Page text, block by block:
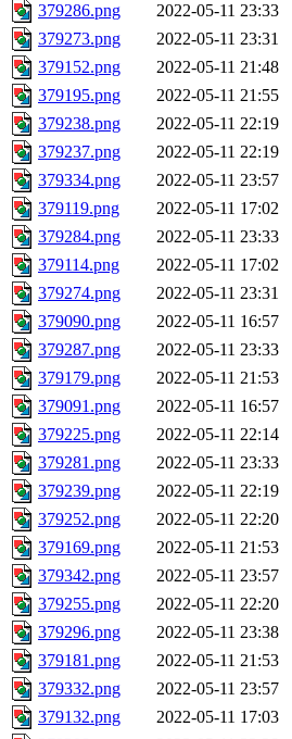
379286.png
2022-05-11 23:33
379273.png
2022-05-11 23:31
379152.png
2022-05-11 21:48
379195.png
2022-05-11 21:55
379238.png
2022-05-11 22:19
379237.png
2022-05-11 22:19
379334.png
2022-05-11 23:57
379119.png
2022-05-11 17:02
379284.png
2022-05-11 23:33
379114.png
2022-05-11 17:02
379274.png
2022-05-11 23:31
379090.png
2022-05-11 16:57
379287.png
2022-05-11 23:33
379179.png
2022-05-11 21:53
379091.png
2022-05-11 16:57
379225.png
2022-05-11 22:14
379281.png
2022-05-11 23:33
379239.png
2022-05-11 22:19
379252.png
2022-05-11 22:20
379169.png
2022-05-11 21:53
379342.png
2022-05-11 23:57
379255.png
2022-05-11 22:20
379296.png
2022-05-11 23:38
379181.png
2022-05-11 21:53
379332.png
2022-05-11 23:57
379132.png
2022-05-11 17:03